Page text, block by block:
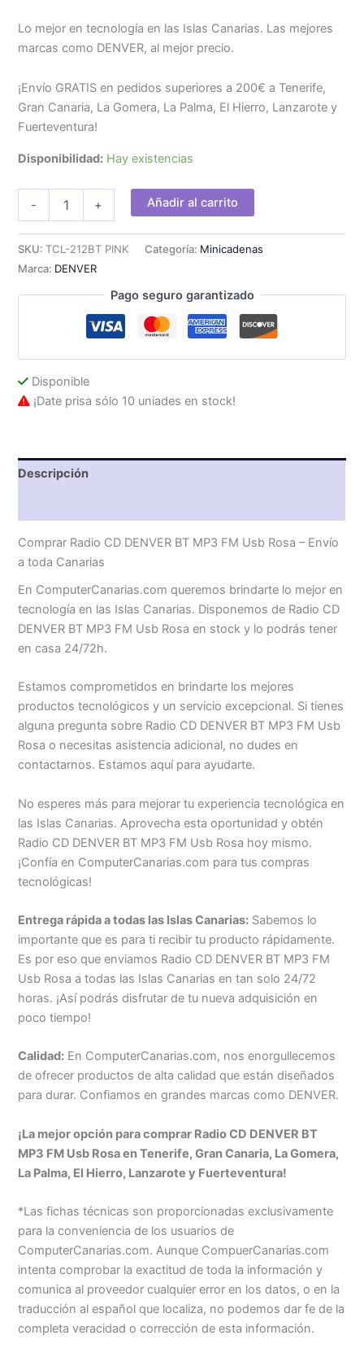
Lo mejor en tecnología en las Islas Canarias. Las mejores
marcas como DENVER, al mejor precio.
¡Envío GRATIS en pedidos superiores a 200€ a Tenerife,
Gran Canaria, La Gomera, La Palma, El Hierro, Lanzarote y
Fuerteventura!
Disponibilidad: Hay existencias
-
BT
FM
Usb
+ Añadir al carrito
SKU:TCL-212BT PINK Categoría: Minicadenas
Marca: DENVER
Pago seguro garantizado
Disponible
¡Date prisa sólo 10 uniades en stock!
Descripción
Comprar Radio CD DENVER BT MP3 FM Usb Rosa – Envío
a toda Canarias
En ComputerCanarias.com queremos brindarte lo mejor en
tecnología en las Islas Canarias. Disponemos de Radio CD
DENVER BT MP3 FM Usb Rosa en stock y lo podrás tener
en casa 24/72h.
Estamos comprometidos en brindarte los mejores
productos tecnológicos y un servicio excepcional. Si tienes
alguna pregunta sobre Radio CD DENVER BT MP3 FM Usb
Rosa o necesitas asistencia adicional, no dudes en
contactarnos. Estamos aquí para ayudarte.
No esperes más para mejorar tu experiencia tecnológica en
las Islas Canarias. Aprovecha esta oportunidad y obtén
Radio CD DENVER BT MP3 FM Usb Rosa hoy mismo.
¡Confía en ComputerCanarias.com para tus compras
tecnológicas!
Entrega rápida a todas las Islas Canarias: Sabemos lo
importante que es para ti recibir tu producto rápidamente.
Es por eso que enviamos Radio CD DENVER BT MP3 FM
Usb Rosa a todas las Islas Canarias en tan solo 24/72
horas. ¡Así podrás disfrutar de tu nueva adquisición en
poco tiempo!
Calidad: En ComputerCanarias.com, nos enorgullecemos
de ofrecer productos de alta calidad que están diseñados
para durar. Confiamos en grandes marcas como DENVER.
¡La mejor opción para comprar Radio CD DENVER BT
MP3 FM Usb Rosa en Tenerife, Gran Canaria, La Gomera,
La Palma, El Hierro, Lanzarote y Fuerteventura!
*Las fichas técnicas son proporcionadas exclusivamente
para la conveniencia de los usuarios de
ComputerCanarias.com. Aunque CompuerCanarias.com
intenta comprobar la exactitud de toda la información y
comunica al proveedor cualquier error en los datos, o en la
traducción al español que localiza, no podemos dar fe de la
completa veracidad o corrección de esta información.